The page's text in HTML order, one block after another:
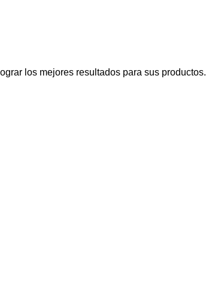
los mejores resultados para sus productos.